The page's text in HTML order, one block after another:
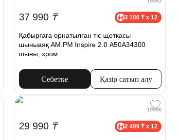
37 990 ₸ 3 166 ₸ x 12
Қабырғаға орнатылған тіс щеткасы
шыныаяқ AM.PM Inspire 2.0 A50A34300
шыны, хром
Себетке Қазір сатып алу
19996
29 990 ₸ 2 499 ₸ x 12